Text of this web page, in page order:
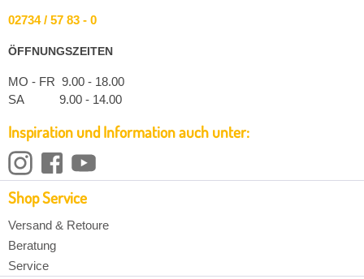
02734 / 57 83 - 0
ÖFFNUNGSZEITEN
MO - FR 9.00 - 18.00
SA 9.00 - 14.00
Inspiration und Information auch unter:
Shop Service
Versand & Retoure
Beratung
Service